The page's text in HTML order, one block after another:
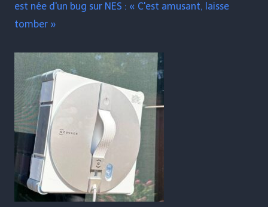
est née d'un bug sur NES : « C'est amusant, laisse
tomber »